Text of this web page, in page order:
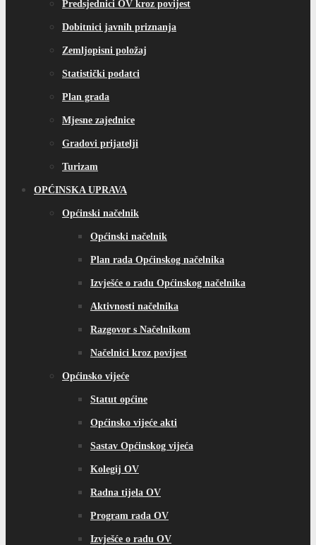
Predsjednici OV kroz povijest
Dobitnici javnih priznanja
Zemljopisni položaj
Statistički podatci
Plan grada
Mjesne zajednice
Gradovi prijatelji
Turizam
OPĆINSKA UPRAVA
Općinski načelnik
Općinski načelnik
Plan rada Općinskog načelnika
Izvješće o radu Općinskog načelnika
Aktivnosti načelnika
Razgovor s Načelnikom
Načelnici kroz povijest
Općinsko vijeće
Statut općine
Općinsko vijeće akti
Sastav Općinskog vijeća
Kolegij OV
Radna tijela OV
Program rada OV
Izvješće o radu OV